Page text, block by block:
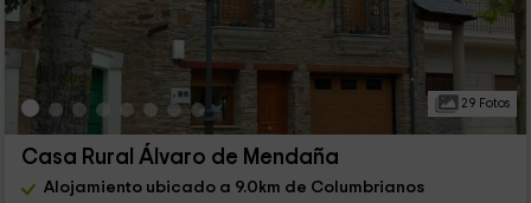
29 Fotos
Casa Rural Álvaro de Mendaña
Alojamiento ubicado a 9.0km de Columbrianos